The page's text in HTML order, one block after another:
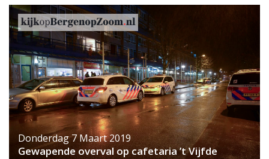
Donderdag 7 Maart 2019
Gewapende overval op cafetaria ’t Vijfde